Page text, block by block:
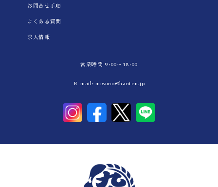
お問合せ手順
よくある質問
求人情報
営業時間 9:00～18:00
E-mail: mizuno@hanten.jp